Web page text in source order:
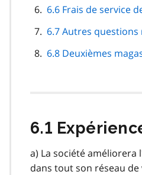
6.6 Frais de service
6.7 Autres questions
6.8 Deuxièmes
6.1
a) La société améliorera
dans tout son réseau de